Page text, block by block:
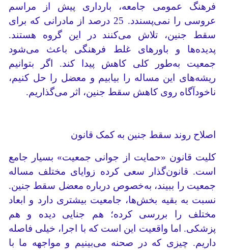
فرهنگ عمومی جامعه، بارداری پیش از مراسم
عروسی را نمی‌پسندد. 25 درصد از مادرانی که برای
سقط جنین، تلاش می‌کنند در این گروه هستند.
پدیده‌ها و باورهای غلط فرهنگی باعث می‌شود
جمعیت به‌طور کلی کاهش پیدا کند. اگر بتوانیم
ریشه‌های این مساله را بیابیم و معضل را حل کنیم،
ناخودآگاه روی کاهش سقط جنین، اثر می‌گذاریم.
اصلاح روند سقط جنین به کمک قانون
کلیت قانون «حمایت از جوانی جمعیت» بسیار جامع
است. قانون‌گذار سعی کرده زوایای مختلف مساله
جمعیت را ببیند، به‌خصوص درباره معضل سقط جنین.
نسبت به بقیه بخش‌ها، جامعیت بیشتری دارد و ابعاد
مختلف را بررسی کرده؛ هم جنایی دیده و هم
پزشکی. اما واقعیت این است که با اجرا، خیلی فاصله
داریم. چیزی که در صحنه می‌بینیم و مواجهه ما با